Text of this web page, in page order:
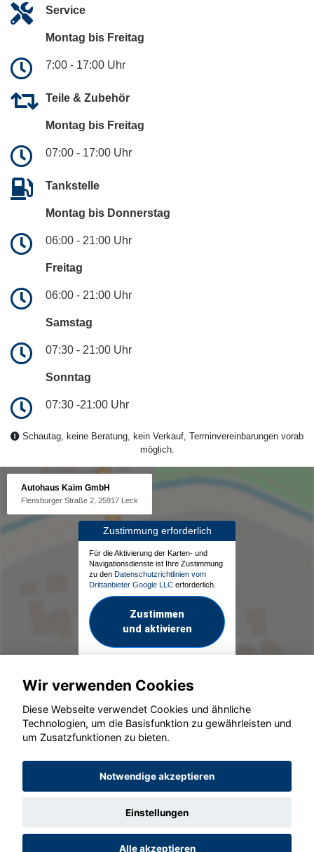
Service
Montag bis Freitag
7:00 - 17:00 Uhr
Teile & Zubehör
Montag bis Freitag
07:00 - 17:00 Uhr
Tankstelle
Montag bis Donnerstag
06:00 - 21:00 Uhr
Freitag
06:00 - 21:00 Uhr
Samstag
07:30 - 21:00 Uhr
Sonntag
07:30 -21:00 Uhr
Schautag, keine Beratung, kein Verkauf, Terminvereinbarungen vorab
möglich.
Autohaus Kaim GmbH
Flensburger Straße 2, 25917 Leck
Zustimmung erforderlich
Für die Aktivierung der Karten- und
Navigationsdienste ist Ihre Zustimmung
zu den Datenschutzrichtlinien vom
Drittanbieter Google LLC erforderlich.
Zustimmen
und aktivieren
© konjunkturmotor.de GmbH 2020 - 2026
Wir verwenden Cookies
Diese Webseite verwendet Cookies und ähnliche
Technologien, um die Basisfunktion zu gewährleisten und
um Zusatzfunktionen zu bieten.
Notwendige akzeptieren
Einstellungen
Alle akzeptieren